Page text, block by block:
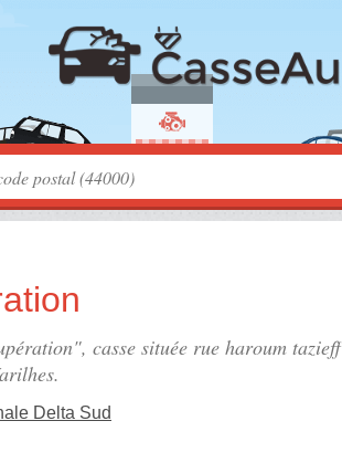
casse située rue haroum tazieff
Delta Sud